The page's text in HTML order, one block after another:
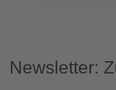
Newsletter: